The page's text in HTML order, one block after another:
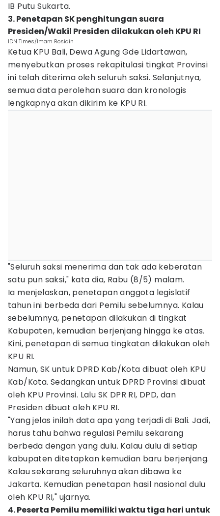
IB Putu Sukarta.
3. Penetapan SK penghitungan suara
Presiden/Wakil Presiden dilakukan oleh KPU RI
IDN Times/Imam Rosidin
Ketua KPU Bali, Dewa Agung Gde Lidartawan,
menyebutkan proses rekapitulasi tingkat Provinsi
ini telah diterima oleh seluruh saksi. Selanjutnya,
semua data perolehan suara dan kronologis
lengkapnya akan dikirim ke KPU RI.
"Seluruh saksi menerima dan tak ada keberatan
satu pun saksi," kata dia, Rabu (8/5) malam.
Ia menjelaskan, penetapan anggota legislatif
tahun ini berbeda dari Pemilu sebelumnya. Kalau
sebelumnya, penetapan dilakukan di tingkat
Kabupaten, kemudian berjenjang hingga ke atas.
Kini, penetapan di semua tingkatan dilakukan oleh
KPU RI.
Namun, SK untuk DPRD Kab/Kota dibuat oleh KPU
Kab/Kota. Sedangkan untuk DPRD Provinsi dibuat
oleh KPU Provinsi. Lalu SK DPR RI, DPD, dan
Presiden dibuat oleh KPU RI.
"Yang jelas inilah data apa yang terjadi di Bali. Jadi,
harus tahu bahwa regulasi Pemilu sekarang
berbeda dengan yang dulu. Kalau dulu di setiap
kabupaten ditetapkan kemudian baru berjenjang.
Kalau sekarang seluruhnya akan dibawa ke
Jakarta. Kemudian penetapan hasil nasional dulu
oleh KPU RI," ujarnya.
4. Peserta Pemilu memiliki waktu tiga hari untuk